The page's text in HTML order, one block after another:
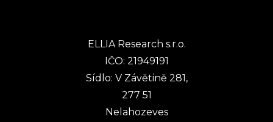
ELLIA Research s.r.o.
IČO: 21949191
Sídlo: V Závětině 281,
277 51
Nelahozeves